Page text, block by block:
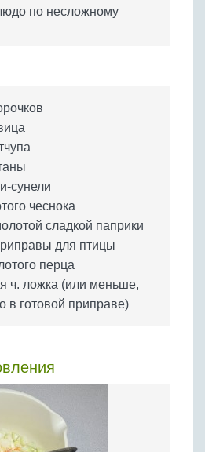
по несложному
сунели
чеснока
сладкой паприки
для птицы
перца
ч. ложка (или меньше,
в готовой приправе)